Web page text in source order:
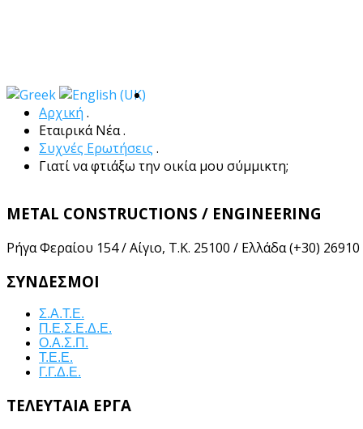
Αρχική .
Εταιρικά Νέα.
Συχνές Ερωτήσεις .
Γιατί να φτιάξω την οικία μου σύμμικτη;
METAL CONSTRUCTIONS / ENGINEERING
Ρήγα Φεραίου 154 / Αίγιο, Τ.Κ. 25100 / Ελλάδα(+30)
ΣΎΝΔΕΣΜΟΙ
Σ.Α.Τ.Ε.
Π.Ε.Σ.Ε.Δ.Ε.
Ο.Α.Σ.Π.
Τ.Ε.Ε.
Γ.Γ.Δ.Ε.
ΤΕΛΕΥΤΑΙΑ ΈΡΓΑ